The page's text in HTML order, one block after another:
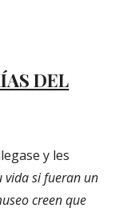
DEL
y les
vida si fueran un
creen que